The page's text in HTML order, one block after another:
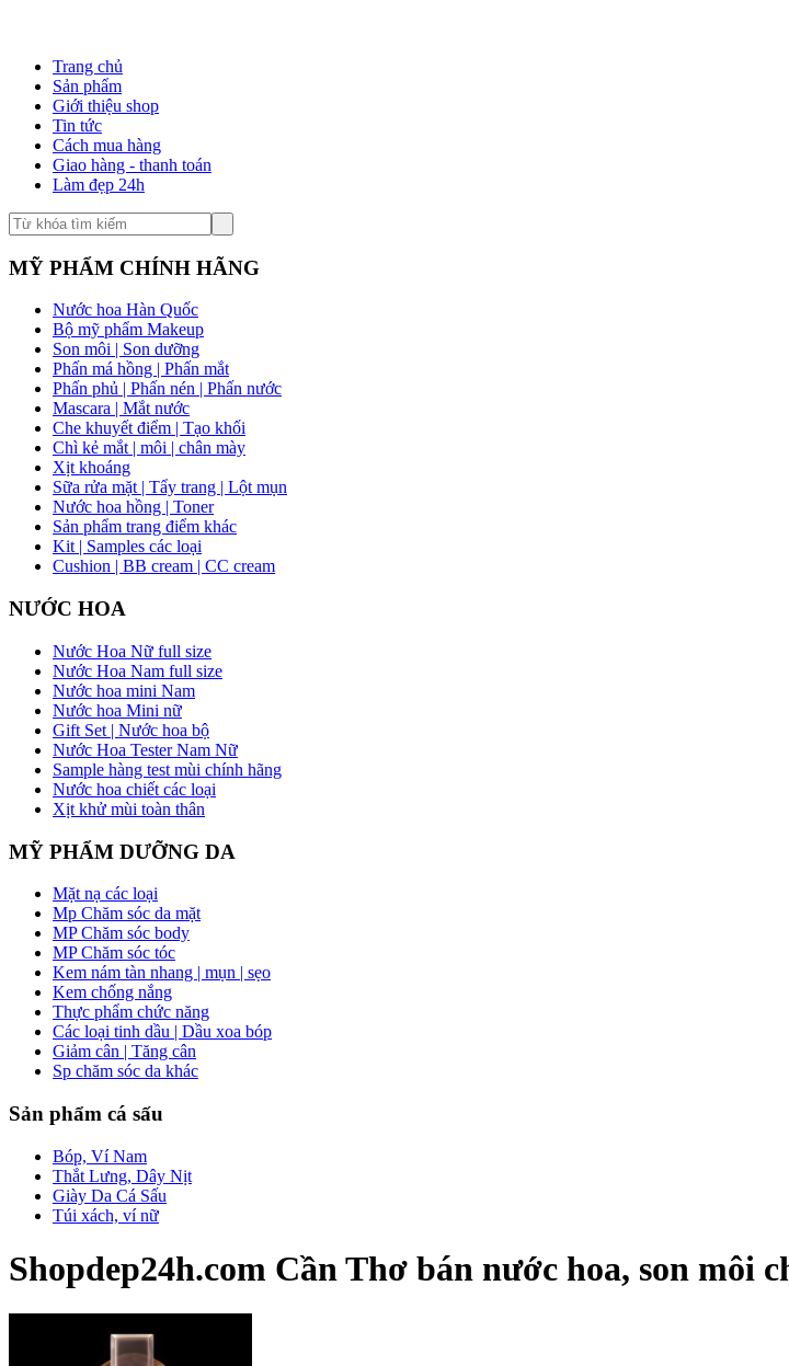
Trang chủ
Sản phẩm
Giới thiệu shop
Tin tức
Cách mua hàng
Giao hàng - thanh toán
Làm đẹp 24h
MỸ PHẨM CHÍNH HÃNG
Nước hoa Hàn Quốc
Bộ mỹ phẩm Makeup
Son môi | Son dưỡng
Phấn má hồng | Phấn mắt
Phấn phủ | Phấn nén | Phấn nước
Mascara | Mắt nước
Che khuyết điểm | Tạo khối
Chì kẻ mắt | môi | chân mày
Xịt khoáng
Sữa rửa mặt | Tẩy trang | Lột mụn
Nước hoa hồng | Toner
Sản phẩm trang điểm khác
Kit | Samples các loại
Cushion | BB cream | CC cream
NƯỚC HOA
Nước Hoa Nữ full size
Nước Hoa Nam full size
Nước hoa mini Nam
Nước hoa Mini nữ
Gift Set | Nước hoa bộ
Nước Hoa Tester Nam Nữ
Sample hàng test mùi chính hãng
Nước hoa chiết các loại
Xịt khử mùi toàn thân
MỸ PHẨM DƯỠNG DA
Mặt nạ các loại
Mp Chăm sóc da mặt
MP Chăm sóc body
MP Chăm sóc tóc
Kem nám tàn nhang | mụn | sẹo
Kem chống nắng
Thực phẩm chức năng
Các loại tinh dầu | Dầu xoa bóp
Giảm cân | Tăng cân
Sp chăm sóc da khác
Sản phẩm cá sấu
Bóp, Ví Nam
Thắt Lưng, Dây Nịt
Giày Da Cá Sấu
Túi xách, ví nữ
Shopdep24h.com Cần Thơ bán nước hoa, son môi